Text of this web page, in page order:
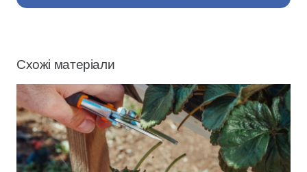
Схожі матеріали